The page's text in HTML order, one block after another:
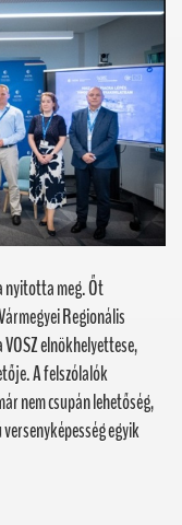
nyitotta meg. Őt
Regionális
elnökhelyettese,
A felszólalók
nem csupán lehetőség,
egyik